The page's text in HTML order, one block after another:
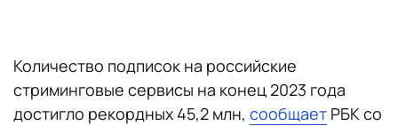
Количество подписок на российские
стриминговые сервисы на конец 2023 года
достигло рекордных 45,2 млн, сообщает РБК со